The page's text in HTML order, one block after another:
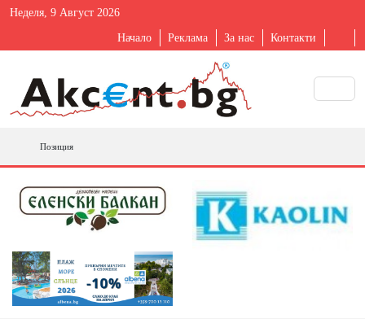
Неделя, 9 Август 2026
Начало Реклама За нас Контакти
Позиция